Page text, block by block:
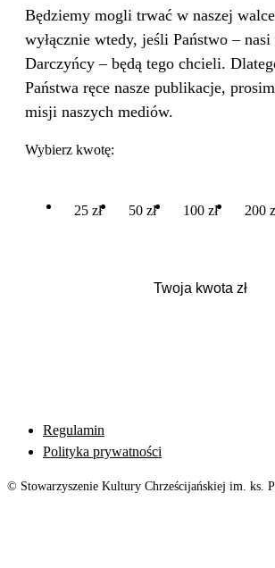
Będziemy mogli trwać w naszej
wyłącznie wtedy, jeśli Państwo –
Darczyńcy – będą tego chcieli.
Państwa ręce nasze publikacje,
misji naszych mediów.
Wybierz kwotę:
25 zł 50 zł 100 zł 200
Regulamin
Polityka prywatności
© Stowarzyszenie Kultury Chrześcijańskiej im. ks.